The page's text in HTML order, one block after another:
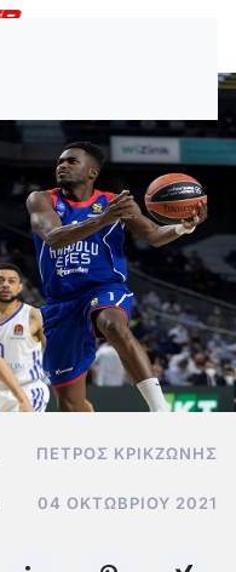
ΠΈΤΡΟΣ ΚΡΙΚΖΏΝΗΣ
04 ΟΚΤΩΒΡΊΟΥ 2021